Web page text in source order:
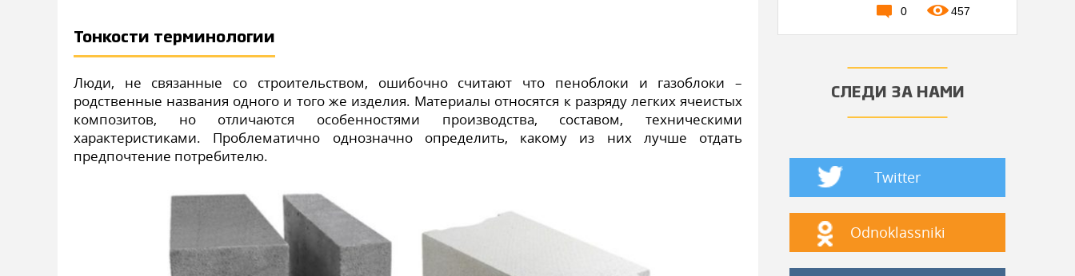
Тонкости терминологии
Люди, не связанные со строительством, ошибочно считают что пеноблоки и газоблоки –
родственные названия одного и того же изделия. Материалы относятся к разряду легких ячеистых
композитов, но отличаются особенностями производства, составом, техническими
характеристиками. Проблематично однозначно определить, какому из них лучше отдать
предпочтение потребителю.
0 457
СЛЕДИ ЗА НАМИ
Twitter
Odnoklassniki